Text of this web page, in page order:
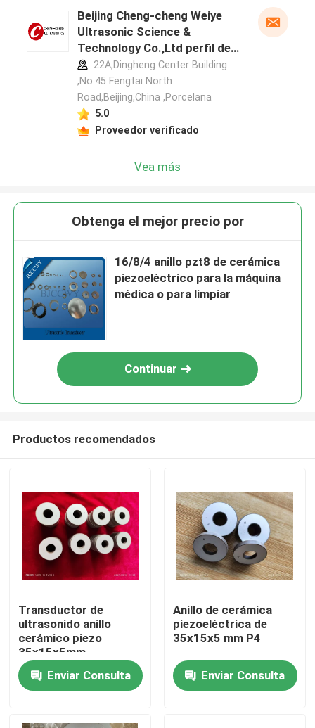
Hogar
Beijing Cheng-cheng Weiye
Ultrasonic Science &
Technology Co.,Ltd perfil del
fabricante
22A,Dingheng Center Building
,No.45 Fengtai North
Road,Beijing,China ,Porcelana
5.0
Proveedor verificado
Vea más
Obtenga el mejor precio por
16/8/4 anillo pzt8 de cerámica
piezoeléctrico para la máquina
médica o para limpiar
Continuar
Productos recomendados
Transductor de
ultrasonido anillo
cerámico piezo
35x15x5mm
Enviar Consulta
Anillo de cerámica
piezoeléctrica de
35x15x5 mm P4
Enviar Consulta